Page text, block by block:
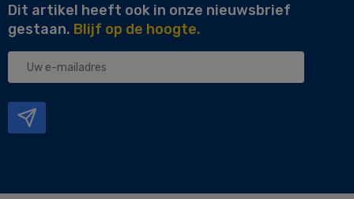
Dit artikel heeft ook in onze nieuwsbrief
gestaan. Blijf op de hoogte.
Uw